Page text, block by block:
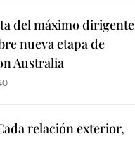
del máximo dirigente
nueva etapa de
Australia
relación exterior,